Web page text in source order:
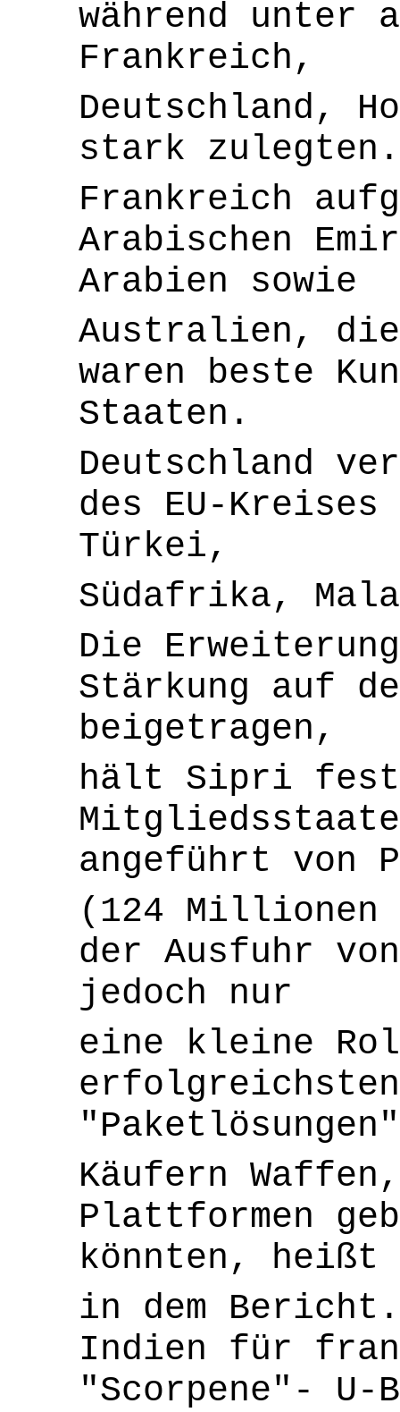
während unter
Frankreich,
Deutschland,
stark
Frankreich
Arabischen
Arabien sowie
Australien, die
waren beste
Staaten.
Deutschland
des EU-
Türkei,
Südafrika,
Die
Stärkung auf
beigetragen,
hält Sipri
angeführt von
(124
der Ausfuhr
jedoch nur
eine kleine
Käufern
Plattformen
könnten, heißt
in dem
Indien für
"Scorpene"- U-